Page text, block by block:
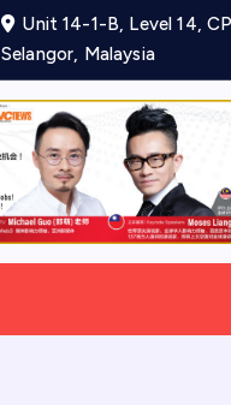
Unit 14-1-B, Level 14,
Selangor, Malaysia